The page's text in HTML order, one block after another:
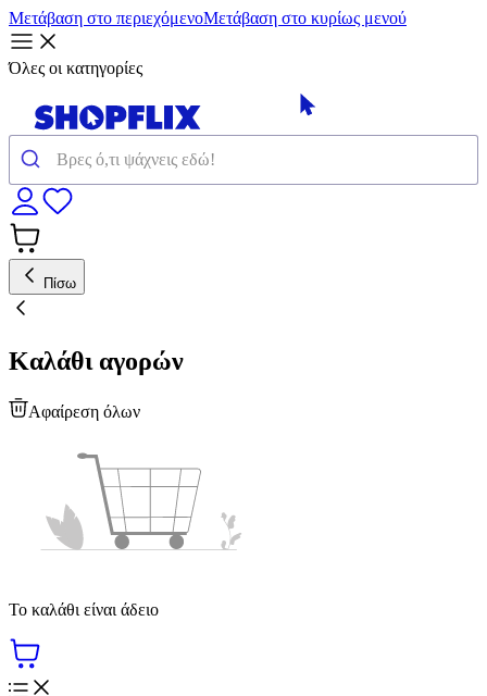
Μετάβαση στο περιεχόμενοΜετάβαση στο κυρίως μενού
Όλες οι κατηγορίες
Πίσω
Καλάθι αγορών
Αφαίρεση όλων
Το καλάθι είναι άδειο